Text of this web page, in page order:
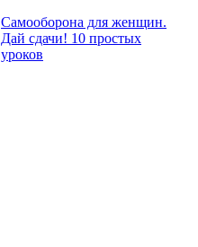
Самооборона для женщин.
Дай сдачи! 10 простых
уроков